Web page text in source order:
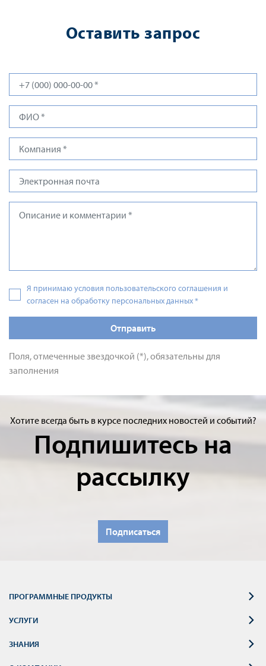
Оставить запрос
Я принимаю условия пользовательского соглашения и
согласен на обработку персональных данных*
Отправить
Поля, отмеченные звездочкой (*), обязательны для
заполнения
Хотите всегда быть в курсе последних новостей и событий?
Подпишитесь на
рассылку
Подписаться
ПРОГРАММНЫЕ ПРОДУКТЫ
УСЛУГИ
ЗНАНИЯ